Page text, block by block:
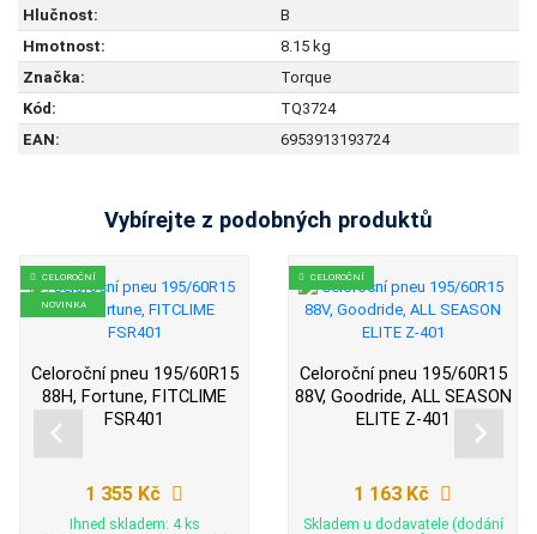
Hlučnost:
B
Hmotnost:
8.15 kg
Značka:
Torque
Kód:
TQ3724
EAN:
6953913193724
Vybírejte z podobných produktů
CELOROČNÍ
NOVINKA
Celoroční pneu 195/60R15
88H, Fortune, FITCLIME
FSR401
1 355 Kč
Ihned skladem: 4 ks
CELOROČNÍ
Celoroční pneu 195/60R15
88V, Goodride, ALL SEASON
ELITE Z-401
1 163 Kč
Skladem u dodavatele (dodání